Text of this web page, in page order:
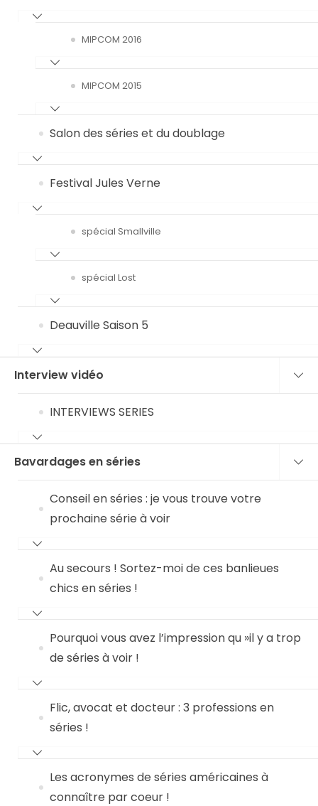
MIPCOM 2016
MIPCOM 2015
Salon des séries et du doublage
Festival Jules Verne
spécial Smallville
spécial Lost
Deauville Saison 5
Interview vidéo
INTERVIEWS SERIES
Bavardages en séries
Conseil en séries : je vous trouve votre
prochaine série à voir
Au secours ! Sortez-moi de ces banlieues
chics en séries !
Pourquoi vous avez l’impression qu »il y a trop
de séries à voir !
Flic, avocat et docteur : 3 professions en
séries !
Les acronymes de séries américaines à
connaître par coeur !